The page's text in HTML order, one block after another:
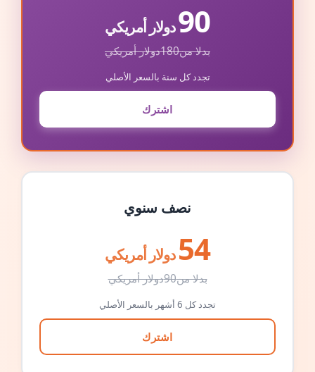
90دولار أمريكي
بدلا من180دولار أمريكي
تجدد كل سنة بالسعر الأصلي
اشترك
نصف سنوي
54 دولار أمريكي
بدلا من90دولار أمريكي
تجدد كل 6 أشهر بالسعر الأصلي
اشترك